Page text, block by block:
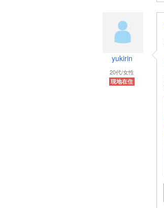
yukirin
20代/女性
現地在住